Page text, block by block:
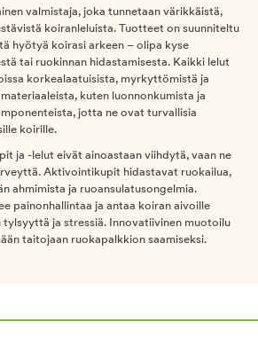
valmistaja, joka tunnetaan värikkäistä,
koiranleluista. Tuotteet on suunniteltu
hyötyä koirasi arkeen – olipa kyse
tai ruokinnan hidastamisesta. Kaikki lelut
korkealaatuisista, myrkyttömistä ja
kuten luonnonkumista ja
jotta ne ovat turvallisia
koirille.
ja -lelut eivät ainoastaan viihdytä, vaan ne
Aktivointikupit hidastavat ruokailua,
ahmimista ja ruoansulatusongelmia.
painonhallintaa ja antaa koiran aivoille
ja stressiä. Innovatiivinen muotoilu
taitojaan ruokapalkkion saamiseksi.